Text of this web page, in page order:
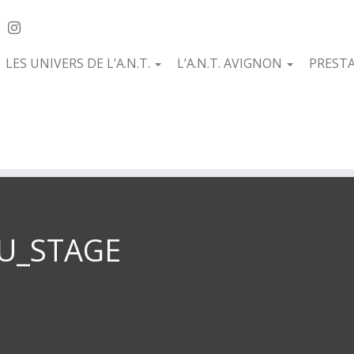
LES UNIVERS DE L’A.N.T. L’A.N.T. AVIGNON